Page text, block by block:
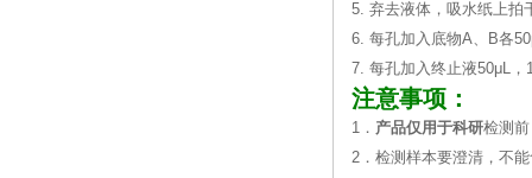
5. 弃去液体，吸水纸上拍
6. 每孔加入底物A、B各
7. 每孔加入终止液50μL
注意事项：
1． 产品仅用于科研检测
2．检测样本要澄清，不